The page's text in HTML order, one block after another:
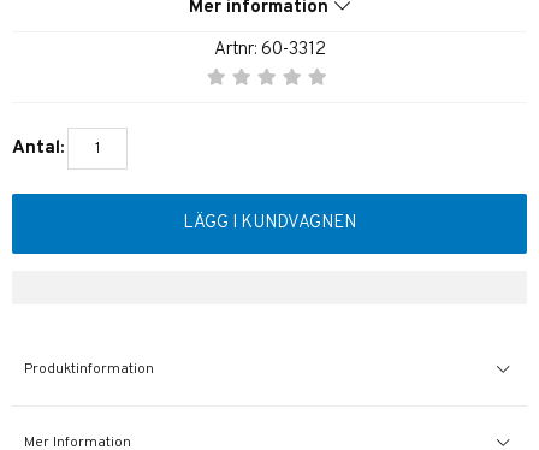
Mer information
Artnr: 60-3312
Antal:
LÄGG I KUNDVAGNEN
Produktinformation
Mer Information